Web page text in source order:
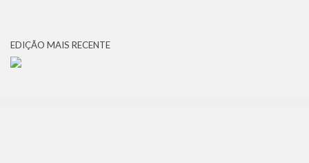
EDIÇÃO MAIS RECENTE